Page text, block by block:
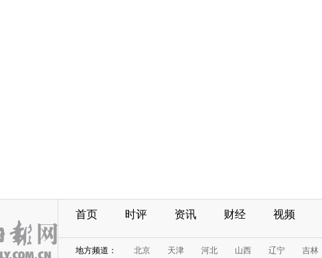
首页 时评 资讯 财经 视频
地方频道： 北京 天津 河北 山西 辽宁 吉林